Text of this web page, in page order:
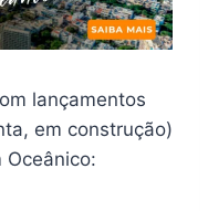
lançamentos
em construção)
Oceânico: